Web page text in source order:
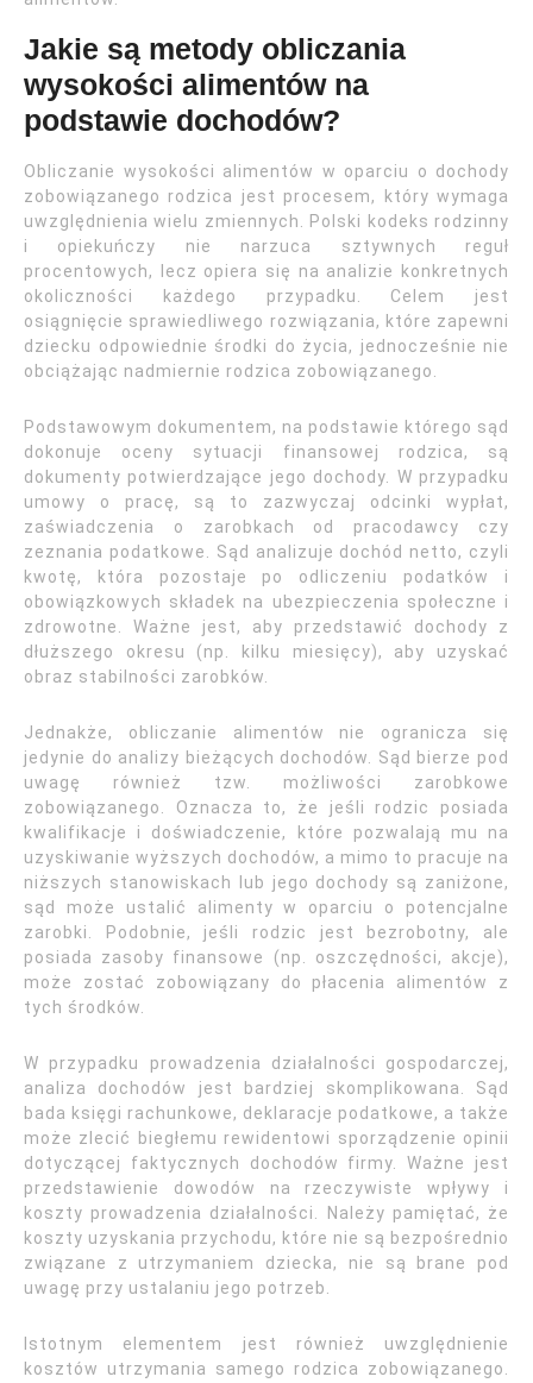
Jakie są metody obliczania
wysokości alimentów na
podstawie dochodów?
Obliczanie wysokości alimentów w oparciu o dochody
zobowiązanego rodzica jest procesem, który wymaga
uwzględnienia wielu zmiennych. Polski kodeks rodzinny
i opiekuńczy nie narzuca sztywnych reguł
procentowych, lecz opiera się na analizie konkretnych
okoliczności każdego przypadku. Celem jest
osiągnięcie sprawiedliwego rozwiązania, które zapewni
dziecku odpowiednie środki do życia, jednocześnie nie
obciążając nadmiernie rodzica zobowiązanego.
Podstawowym dokumentem, na podstawie którego sąd
dokonuje oceny sytuacji finansowej rodzica, są
dokumenty potwierdzające jego dochody. W przypadku
umowy o pracę, są to zazwyczaj odcinki wypłat,
zaświadczenia o zarobkach od pracodawcy czy
zeznania podatkowe. Sąd analizuje dochód netto, czyli
kwotę, która pozostaje po odliczeniu podatków i
obowiązkowych składek na ubezpieczenia społeczne i
zdrowotne. Ważne jest, aby przedstawić dochody z
dłuższego okresu (np. kilku miesięcy), aby uzyskać
obraz stabilności zarobków.
Jednakże, obliczanie alimentów nie ogranicza się
jedynie do analizy bieżących dochodów. Sąd bierze pod
uwagę również tzw. możliwości zarobkowe
zobowiązanego. Oznacza to, że jeśli rodzic posiada
kwalifikacje i doświadczenie, które pozwalają mu na
uzyskiwanie wyższych dochodów, a mimo to pracuje na
niższych stanowiskach lub jego dochody są zaniżone,
sąd może ustalić alimenty w oparciu o potencjalne
zarobki. Podobnie, jeśli rodzic jest bezrobotny, ale
posiada zasoby finansowe (np. oszczędności, akcje),
może zostać zobowiązany do płacenia alimentów z
tych środków.
W przypadku prowadzenia działalności gospodarczej,
analiza dochodów jest bardziej skomplikowana. Sąd
bada księgi rachunkowe, deklaracje podatkowe, a także
może zlecić biegłemu rewidentowi sporządzenie opinii
dotyczącej faktycznych dochodów firmy. Ważne jest
przedstawienie dowodów na rzeczywiste wpływy i
koszty prowadzenia działalności. Należy pamiętać, że
koszty uzyskania przychodu, które nie są bezpośrednio
związane z utrzymaniem dziecka, nie są brane pod
uwagę przy ustalaniu jego potrzeb.
Istotnym elementem jest również uwzględnienie
kosztów utrzymania samego rodzica zobowiązanego.